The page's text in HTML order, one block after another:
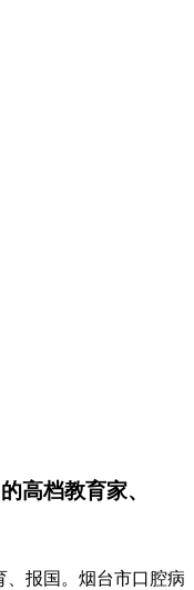
高档教育家、
报国。烟台市口腔病